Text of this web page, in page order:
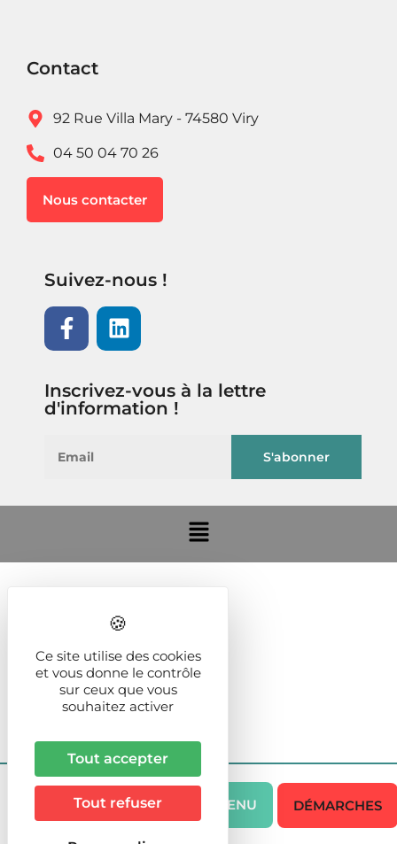
MENU DÉMARCHES
Contact
92 Rue Villa Mary - 74580 Viry
04 50 04 70 26
Nous contacter
Suivez-nous !
Inscrivez-vous à la lettre
d'information !
Ce site utilise des cookies
et vous donne le contrôle
sur ceux que vous
souhaitez activer
Tout accepter
Tout refuser